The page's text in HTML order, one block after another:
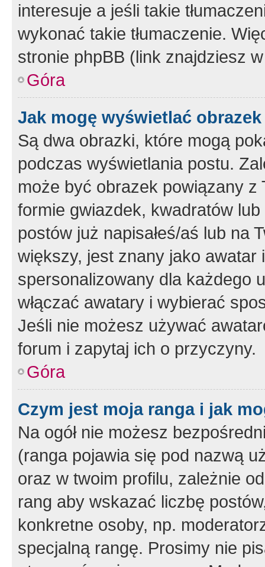
interesuje a jeśli takie
wykonać takie tłumaczenie.
stronie phpBB (link znajdziesz
Góra
Jak mogę wyświetlać
Są dwa obrazki, które mogą
podczas wyświetlania postu.
może być obrazek powiązany z
formie gwiazdek, kwadratów
postów już napisałeś/aś lub na
większy, jest znany jako
spersonalizowany dla każdego
włączać awatary i wybierać
Jeśli nie możesz używać
forum i zapytaj ich o przyczyny.
Góra
Czym jest moja ranga i jak
Na ogół nie możesz
(ranga pojawia się pod nazwą
oraz w twoim profilu, zależnie
rang aby wskazać liczbę
konkretne osoby, np.
specjalną rangę. Prosimy nie